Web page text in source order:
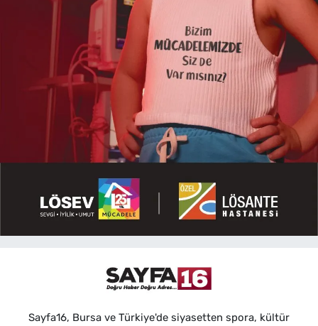
Sayfa16, Bursa ve Türkiye'de siyasetten spora, kültür